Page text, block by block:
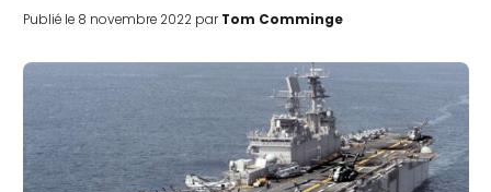
Publié le 8 novembre 2022 parTom Comminge